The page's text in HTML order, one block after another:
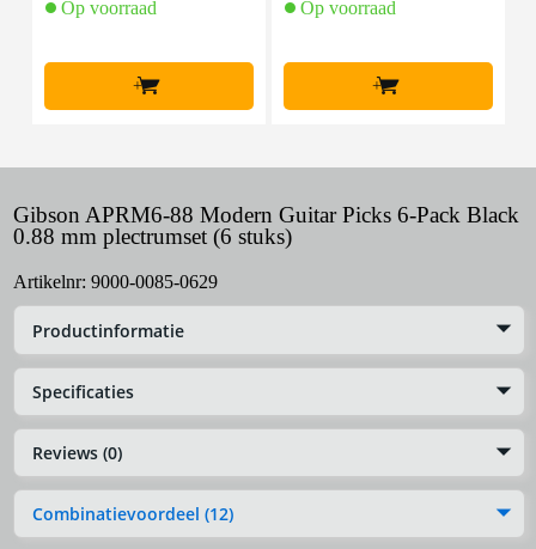
Op voorraad
+
Op voorraad
+
Gibson APRM6-88 Modern Guitar Picks 6-Pack Black
0.88 mm plectrumset (6 stuks)
Artikelnr: 9000-0085-0629
Productinformatie
Specificaties
Reviews (0)
Combinatievoordeel (12)